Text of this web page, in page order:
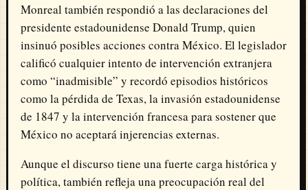
Monreal también respondió a las declaraciones del
presidente estadounidense Donald Trump, quien
insinuó posibles acciones contra México. El legislador
calificó cualquier intento de intervención extranjera
como “inadmisible” y recordó episodios históricos
como la pérdida de Texas, la invasión estadounidense
de 1847 y la intervención francesa para sostener que
México no aceptará injerencias externas.
Aunque el discurso tiene una fuerte carga histórica y
política, también refleja una preocupación real del